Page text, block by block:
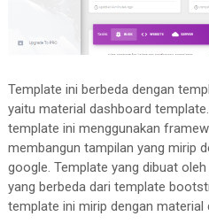
Template ini berbeda dengan
yaitu material dashboard
template ini menggunakan
membangun tampilan yang mirip
google. Template yang dibuat
yang berbeda dari template
template ini mirip dengan material